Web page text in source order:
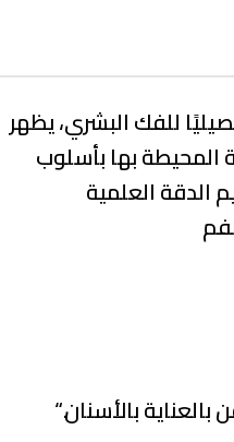
للفك البشري، يظهر
المحيطة بها بأسلوب
الدقة العلمية
بالأسنان.“